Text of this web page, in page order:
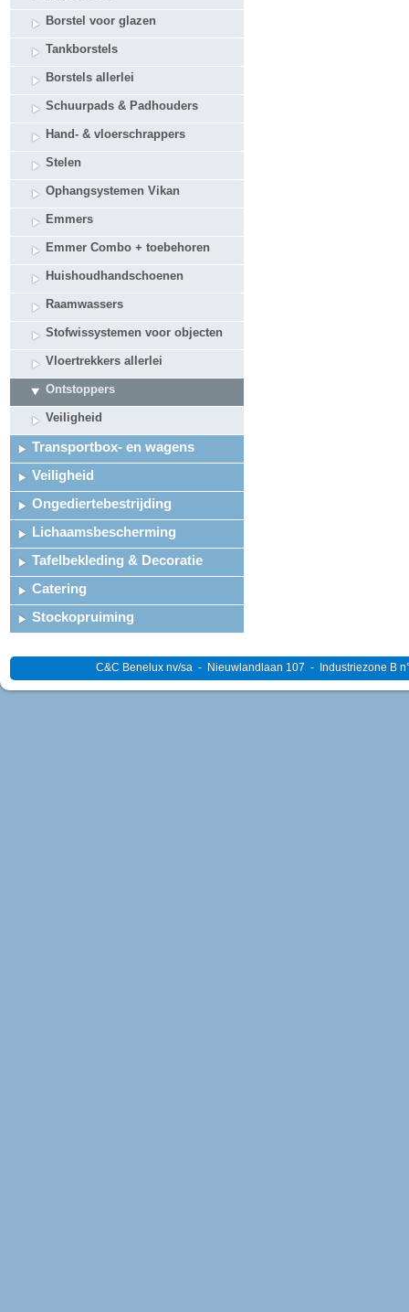
Borstel voor glazen
Tankborstels
Borstels allerlei
Schuurpads & Padhouders
Hand- & vloerschrappers
Stelen
Ophangsystemen Vikan
Emmers
Emmer Combo + toebehoren
Huishoudhandschoenen
Raamwassers
Stofwissystemen voor objecten
Vloertrekkers allerlei
Ontstoppers
Veiligheid
Transportbox- en wagens
Veiligheid
Ongediertebestrijding
Lichaamsbescherming
Tafelbekleding & Decoratie
Catering
Stockopruiming
C&C Benelux nv/sa - Nieuwlandlaan 107 - Industriezone B